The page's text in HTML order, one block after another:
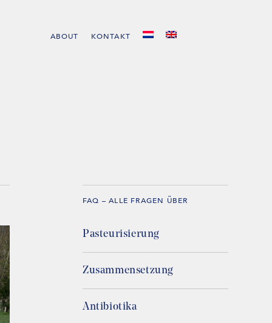
ABOUT KONTAKT
FAQ – ALLE FRAGEN ÜBER
Pasteurisierung
Zusammensetzung
Antibiotika